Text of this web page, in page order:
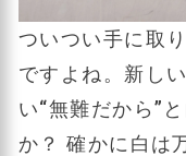
ついつい手に取
ですよね。新し
い“無難だから”
か？ 確かに白は